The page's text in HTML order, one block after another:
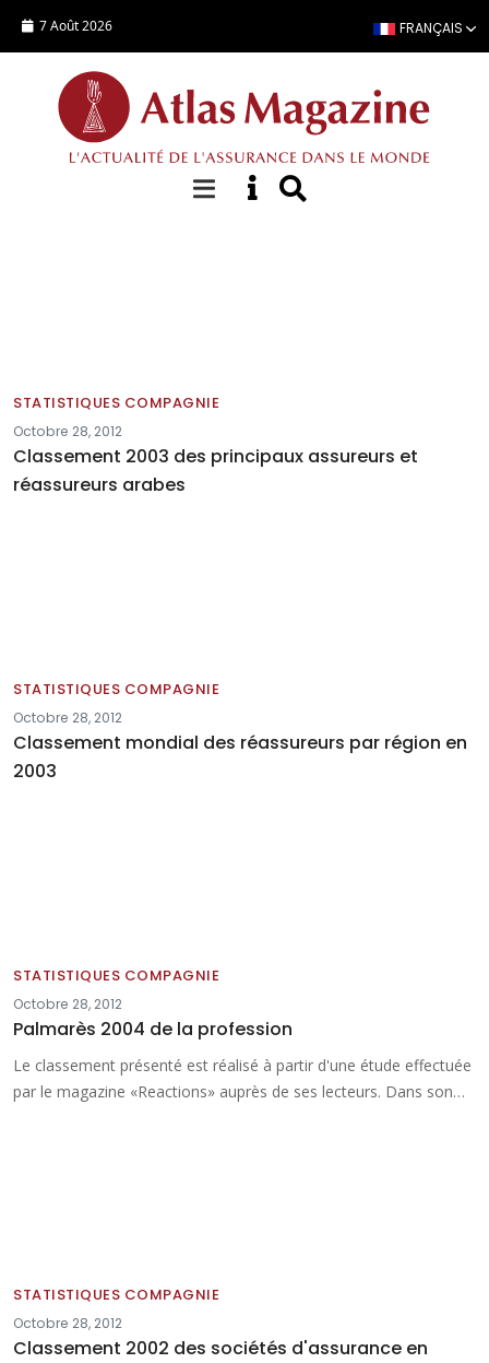
7 Août 2026 FRANÇAIS
Statistiques Compagnies
STATISTIQUES COMPAGNIE
Octobre 28, 2012
Classement 2003 des principaux assureurs et
réassureurs arabes
STATISTIQUES COMPAGNIE
Octobre 28, 2012
Classement mondial des réassureurs par région en
2003
STATISTIQUES COMPAGNIE
Octobre 28, 2012
Palmarès 2004 de la profession
Le classement présenté est réalisé à partir d'une étude effectuée
par le magazine «Reactions» auprès de ses lecteurs. Dans son…
STATISTIQUES COMPAGNIE
Octobre 28, 2012
Classement 2002 des sociétés d'assurance en